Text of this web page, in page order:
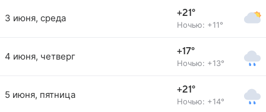
3 июня, среда +21°
Ночью: +11°
4 июня, четверг +17°
Ночью: +13°
5 июня, пятница +21°
Ночью: +14°